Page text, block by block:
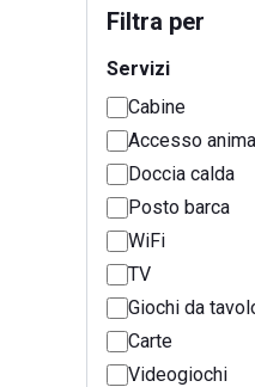
Filtra per
Servizi
Cabine
Accesso
Doccia calda
Posto barca
WiFi
TV
Giochi da
Carte
Videogiochi